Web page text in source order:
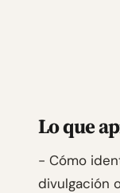
Lo que
- Cómo
divulgación